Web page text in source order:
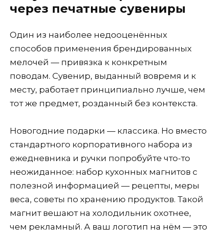
через печатные сувениры
Один из наиболее недооценённых
способов применения брендированных
мелочей — привязка к конкретным
поводам. Сувенир, выданный вовремя и к
месту, работает принципиально лучше, чем
тот же предмет, розданный без контекста.
Новогодние подарки — классика. Но вместо
стандартного корпоративного набора из
ежедневника и ручки попробуйте что-то
неожиданное: набор кухонных магнитов с
полезной информацией — рецепты, меры
веса, советы по хранению продуктов. Такой
магнит вешают на холодильник охотнее,
чем рекламный. А ваш логотип на нём — это